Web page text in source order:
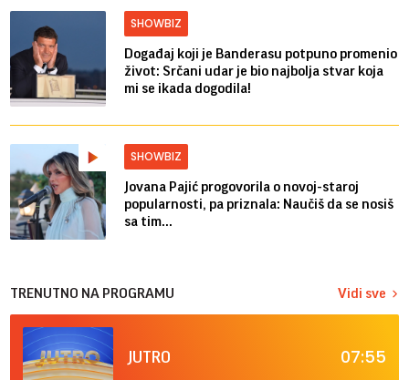
SHOWBIZ
Događaj koji je Banderasu potpuno promenio
život: Srčani udar je bio najbolja stvar koja
mi se ikada dogodila!
SHOWBIZ
Jovana Pajić progovorila o novoj-staroj
popularnosti, pa priznala: Naučiš da se nosiš
sa tim...
TRENUTNO NA PROGRAMU Vidi sve
JUTRO 07:55